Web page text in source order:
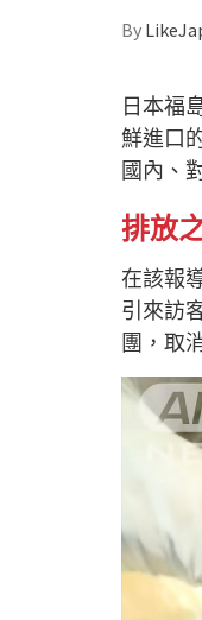
By
日本福
鮮進口
國內、
排放
在該報
引來訪
團，取